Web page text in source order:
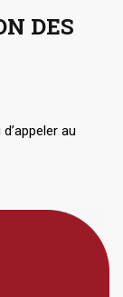
DES
au